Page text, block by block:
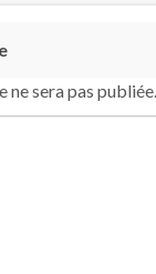
ne sera pas publiée.